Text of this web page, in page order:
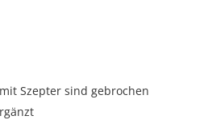
Szepter sind gebrochen